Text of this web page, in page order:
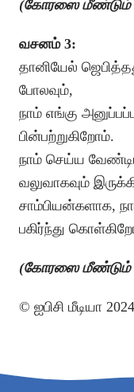
(கோரஸை மீண்டும்
வசனம் 3:
தானியேல்
போலவும்,
நாம் எங்கு
பின்பற்றுகிறோம்.
நாம் செய்ய
வலுவாகவும்
சாம்பியன்களாக,
பகிர்ந்து
(கோரஸை மீண்டும்
© ஐபிசி மீடியா 2024